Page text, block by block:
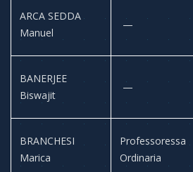
ARCA SEDDA
Manuel
—
BANERJEE
Biswajit
—
BRANCHESI
Marica
Professoressa
Ordinaria